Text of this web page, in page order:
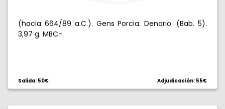
(hacia 664/89 a.C.). Gens Porcia. Denario. (Bab. 5).
3,97 g. MBC-.
Salida: 50€ Adjudicación: 55€